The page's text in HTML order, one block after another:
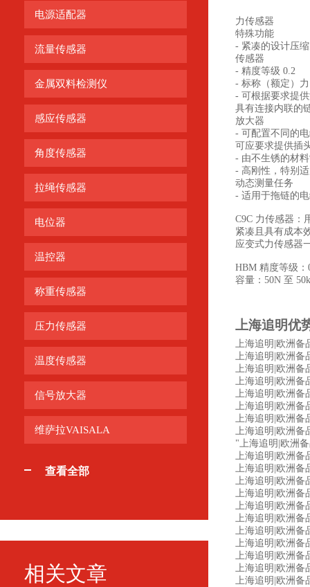
电源适配器
流量传感器
金属双料检测仪
感应传感器
角度传感器
拉绳传感器
电位器
温控器
称重传感器
压力传感器
温度传感器
信号放大器
维萨拉VAISALA
查看全部
相关文章
力传感器
特殊功能
- 紧凑的设计压
传感器
- 精度等级 0.2
- 标称（额定）
- 可根据要求提
具有连接内联的
放大器
- 可配置不同的
可应要求提供插
- 由不生锈的材
- 高刚性，特别
动态测量任务
- 适用于拖链的
C9C 力传感器：
紧凑且具有成本
应变式力传感器
HBM 精度等级：
容量：50N 至
上海追明优
上海追明|欧洲备
上海追明|欧洲备
上海追明|欧洲备
上海追明|欧洲备
上海追明|欧洲备
上海追明|欧洲备
上海追明|欧洲备
上海追明|欧洲备
"上海追明|欧洲
上海追明|欧洲备
上海追明|欧洲备
上海追明|欧洲备
上海追明|欧洲备
上海追明|欧洲备
上海追明|欧洲备
上海追明|欧洲备
上海追明|欧洲备
上海追明|欧洲备
上海追明|欧洲备
上海追明|欧洲备